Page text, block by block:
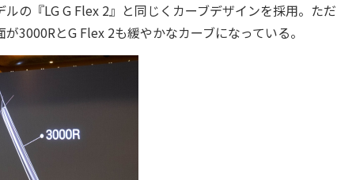
の『LG G Flex 2』と同じくカーブデザインを採用。た
3000RとG Flex 2も緩やかなカーブになっている。